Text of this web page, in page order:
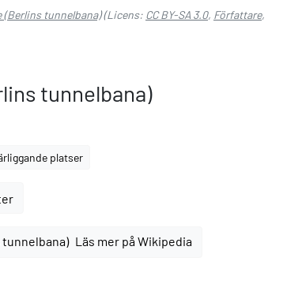
(Berlins tunnelbana)(Licens: CC BY-SA 3.0, Författare,
tunnelbana)
platser
Läs mer på Wikipedia